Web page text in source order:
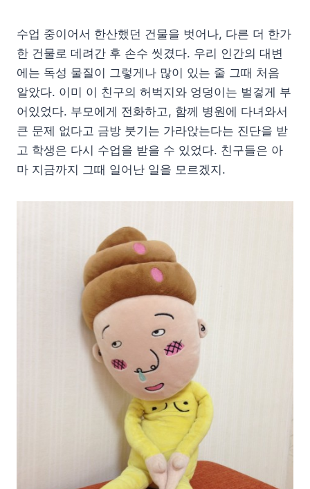
수업 중이어서 한산했던 건물을 벗어나, 다른 더 한가
한 건물로 데려간 후 손수 씻겼다. 우리 인간의 대변
에는 독성 물질이 그렇게나 많이 있는 줄 그때 처음
알았다. 이미 이 친구의 허벅지와 엉덩이는 벌겋게 부
어있었다. 부모에게 전화하고, 함께 병원에 다녀와서
큰 문제 없다고 금방 붓기는 가라앉는다는 진단을 받
고 학생은 다시 수업을 받을 수 있었다. 친구들은 아
마 지금까지 그때 일어난 일을 모르겠지.